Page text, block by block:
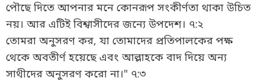
পৌছে দিতে আপনার মনে কোনরূপ সংকীর্ণতা থাকা উচিত
নয়। আর এটিই বিশ্বাসীদের জন্যে উপদেশ। ৭:২
তোমরা অনুসরণ কর, যা তোমাদের প্রতিপালকের পক্ষ
থেকে অবতীর্ণ হয়েছে এবং আল্লাহকে বাদ দিয়ে অন্য
সাথীদের অনুসরণ করো না।" ৭:৩